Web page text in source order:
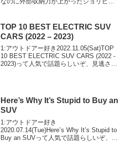
いで！！2:アウトドアー好き2026...
TOP 10 BEST ELECTRIC SUV
CARS (2022 – 2023)
1:アウトドアー好き2022.11.05(Sat)TOP
10 BEST ELECTRIC SUV CARS (2022 -
2023)って人気で話題らしいぞ、見逃さな
Here’s Why It’s Stupid to Buy an
SUV
1:アウトドアー好き
2020.07.14(Tue)Here’s Why It’s Stupid to
Buy an SUVって人気で話題らしいぞ、見